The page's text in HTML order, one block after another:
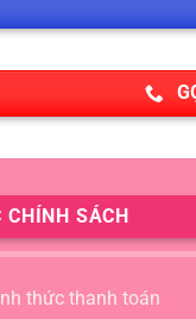
CHÍNH SÁCH
thức thanh toán